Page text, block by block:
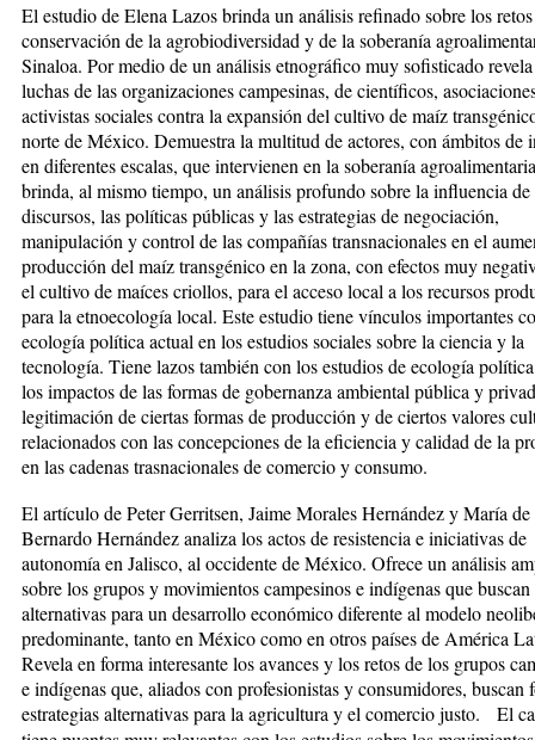
El estudio de Elena Lazos brinda un análisis refinado sobre los
conservación de la agrobiodiversidad y de la soberanía
Sinaloa. Por medio de un análisis etnográfico muy sofisticado
luchas de las organizaciones campesinas, de científicos,
activistas sociales contra la expansión del cultivo de maíz
norte de México. Demuestra la multitud de actores, con ámbitos de
en diferentes escalas, que intervienen en la soberanía
brinda, al mismo tiempo, un análisis profundo sobre la influencia de
discursos, las políticas públicas y las estrategias de negociación,
manipulación y control de las compañías transnacionales en el
producción del maíz transgénico en la zona, con efectos muy
el cultivo de maíces criollos, para el acceso local a los recursos
para la etnoecología local. Este estudio tiene vínculos importantes
ecología política actual en los estudios sociales sobre la ciencia y la
tecnología. Tiene lazos también con los estudios de ecología
los impactos de las formas de gobernanza ambiental pública y
legitimación de ciertas formas de producción y de ciertos valores
relacionados con las concepciones de la eficiencia y calidad de la
en las cadenas trasnacionales de comercio y consumo.
El artículo de Peter Gerritsen, Jaime Morales Hernández y María de
Bernardo Hernández analiza los actos de resistencia e iniciativas de
autonomía en Jalisco, al occidente de México. Ofrece un análisis
sobre los grupos y movimientos campesinos e indígenas que
alternativas para un desarrollo económico diferente al modelo
predominante, tanto en México como en otros países de América
Revela en forma interesante los avances y los retos de los grupos
e indígenas que, aliados con profesionistas y consumidores, buscan
estrategias alternativas para la agricultura y el comercio justo. El